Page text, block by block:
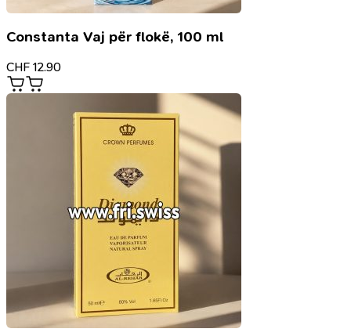
Constanta Vaj për flokë, 100 ml
CHF 12.90